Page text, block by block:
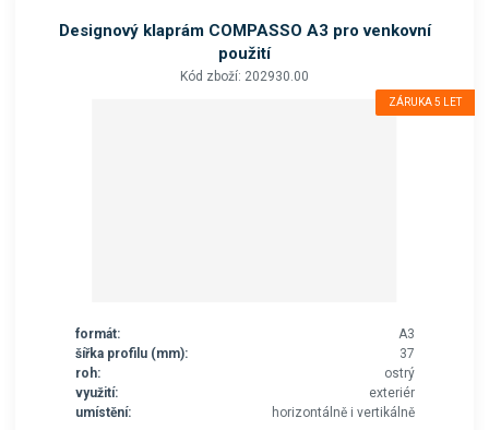
Designový klaprám COMPASSO A3 pro venkovní
použití
Kód zboží: 202930.00
ZÁRUKA 5 LET
formát:
A3
šířka profilu (mm):
37
roh:
ostrý
využití:
exteriér
umístění:
horizontálně i vertikálně